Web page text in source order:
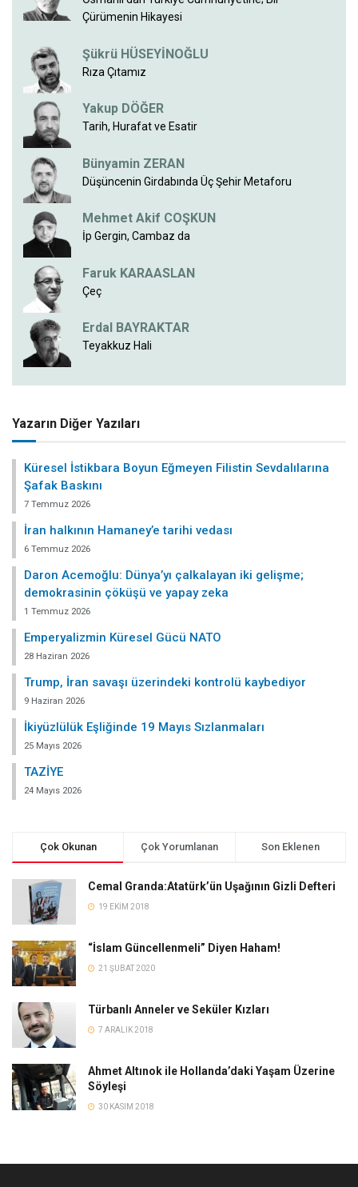
Çürümenin Hikayesi
Şükrü HÜSEYİNOĞLU
Rıza Çıtamız
Yakup DÖĞER
Tarih, Hurafat ve Esatir
Bünyamin ZERAN
Düşüncenin Girdabında Üç Şehir Metaforu
Mehmet Akif COŞKUN
İp Gergin, Cambaz da
Faruk KARAASLAN
Çeç
Erdal BAYRAKTAR
Teyakkuz Hali
Yazarın Diğer Yazıları
Küresel İstikbara Boyun Eğmeyen Filistin Sevdalılarına
Şafak Baskını
7 Temmuz 2026
İran halkının Hamaney’e tarihi vedası
6 Temmuz 2026
Daron Acemoğlu: Dünya’yı çalkalayan iki gelişme;
demokrasinin çöküşü ve yapay zeka
1 Temmuz 2026
Emperyalizmin Küresel Gücü NATO
28 Haziran 2026
Trump, İran savaşı üzerindeki kontrolü kaybediyor
9 Haziran 2026
İkiyüzlülük Eşliğinde 19 Mayıs Sızlanmaları
25 Mayıs 2026
TAZİYE
24 Mayıs 2026
Çok Okunan Çok Yorumlanan Son Eklenen
Cemal Granda:Atatürk’ün Uşağının Gizli Defteri
19 EKIM 2018
“İslam Güncellenmeli” Diyen Haham!
21 ŞUBAT 2020
Türbanlı Anneler ve Seküler Kızları
7 ARALIK 2018
Ahmet Altınok ile Hollanda’daki Yaşam Üzerine
Söyleşi
30 KASIM 2018